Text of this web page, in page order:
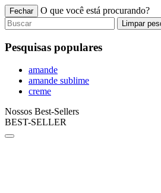
Fechar O que você está procurando?
Limpar
Pesquisas populares
amande
amande sublime
creme
Nossos Best-Sellers
BEST-SELLER